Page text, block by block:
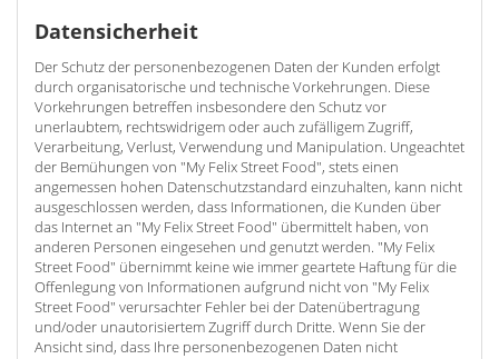
Datensicherheit
Der Schutz der personenbezogenen Daten der Kunden erfolgt
durch organisatorische und technische Vorkehrungen. Diese
Vorkehrungen betreffen insbesondere den Schutz vor
unerlaubtem, rechtswidrigem oder auch zufälligem Zugriff,
Verarbeitung, Verlust, Verwendung und Manipulation. Ungeachtet
der Bemühungen von "My Felix Street Food", stets einen
angemessen hohen Datenschutzstandard einzuhalten, kann nicht
ausgeschlossen werden, dass Informationen, die Kunden über
das Internet an "My Felix Street Food" übermittelt haben, von
anderen Personen eingesehen und genutzt werden. "My Felix
Street Food" übernimmt keine wie immer geartete Haftung für die
Offenlegung von Informationen aufgrund nicht von "My Felix
Street Food" verursachter Fehler bei der Datenübertragung
und/oder unautorisiertem Zugriff durch Dritte. Wenn Sie der
Ansicht sind, dass Ihre personenbezogenen Daten nicht